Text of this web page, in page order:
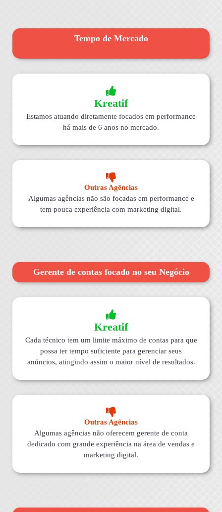
Tempo de Mercado
Kreatif
Estamos atuando diretamente focados em performance
há mais de 6 anos no mercado.
Outras Agências
Algumas agências não são focadas em performance e
tem pouca experiência com marketing digital.
Gerente de contas focado no seu Negócio
Kreatif
Cada técnico tem um limite máximo de contas para que
possa ter tempo suficiente para gerenciar seus
anúncios, atingindo assim o maior nível de resultados.
Outras Agências
Algumas agências não oferecem gerente de conta
dedicado com grande experiência na área de vendas e
marketing digital.